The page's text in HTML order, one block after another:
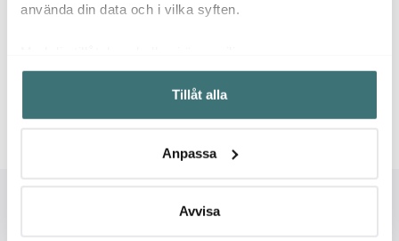
använda din data och i vilka syften.
Samla in information om din geografiska plats som
kan ha en noggrannhet på upp till flera meter
Identifiera din enhet genom att aktivt skanna den för
Ta reda på mer om hur dina personliga uppgifter
Du kan ändra eller dra tillbaka ditt samtycke när som
Tillåt alla
Anpassa
Avvisa
Brainstream